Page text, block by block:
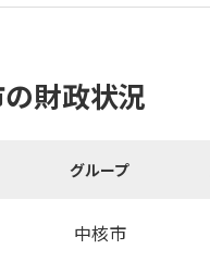
財政状況
グループ
中核市